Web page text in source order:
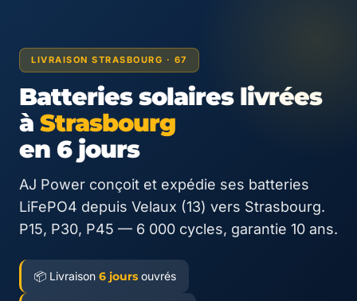
LIVRAISON STRASBOURG · 67
Batteries solaires livrées
à Strasbourg
en 6 jours
AJ Power conçoit et expédie ses batteries
LiFePO4 depuis Velaux (13) vers Strasbourg.
P15, P30, P45 — 6 000 cycles, garantie 10 ans.
📦 Livraison 6 jours ouvrés